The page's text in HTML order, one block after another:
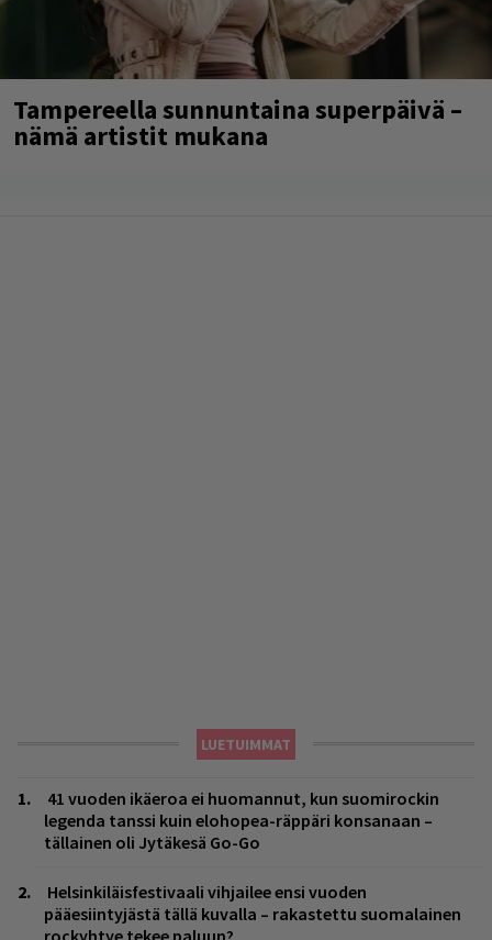
Tampereella sunnuntaina superpäivä –
nämä artistit mukana
LUETUIMMAT
41 vuoden ikäeroa ei huomannut, kun suomirockin
legenda tanssi kuin elohopea-räppäri konsanaan –
tällainen oli Jytäkesä Go-Go
Helsinkiläisfestivaali vihjailee ensi vuoden
pääesiintyjästä tällä kuvalla – rakastettu suomalainen
rockyhtye tekee paluun?